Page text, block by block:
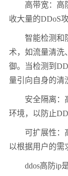
高带宽：高防
收大量的DDoS
智能检测和防
术，如流量清洗
御。当检测到
量引向自身的清
安全隔离：高
环境，以防止
可扩展性：高
以根据用户的需
ddos高防ip